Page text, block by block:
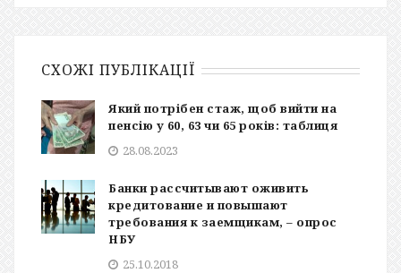
СХОЖІ ПУБЛІКАЦІЇ
Який потрібен стаж, щоб вийти на
пенсію у 60, 63 чи 65 років: таблиця
28.08.2023
Банки рассчитывают оживить
кредитование и повышают
требования к заемщикам, – опрос
НБУ
25.10.2018